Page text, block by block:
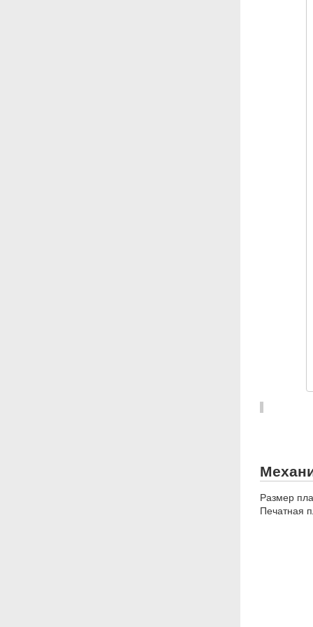
Размер
Печатная